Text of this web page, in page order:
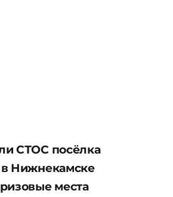
СТОС посёлка
Нижнекамске
места